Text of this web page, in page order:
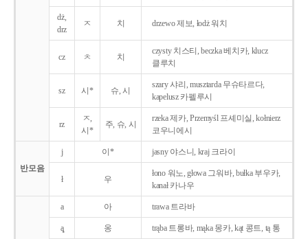
dż,
drz
ㅈ 치 drzewo 제보, łodż 워치
cz ㅊ 치
czysty 치스티, beczka 베치카, klucz
클루치
sz 시* 슈, 시
szary 샤리, musztarda 무슈타르다,
kapelusz 카펠루시
rz
ㅈ,
시*
주, 슈, 시
rzeka 제카, Przemyśl 프셰미실, kołnierz
코우니에시
반모음
j 이* jasny 야스니, kraj 크라이
ł 우
łono 워노, głowa 그워바, bułka 부우카,
kanał 카나우
a 아 trawa 트라바
ą̨ 옹 trąba 트롱바, mąka 몽카, kąt 콩트, tą 통